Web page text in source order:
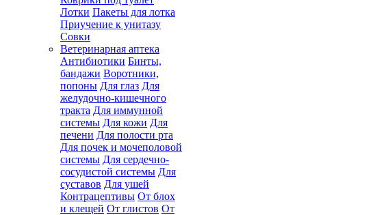
Лотки Пакеты для лотка
Приучение к унитазу
Совки
Ветеринарная аптека
Антибиотики Бинты,
бандажи Воротники,
попоны Для глаз Для
желудочно-кишечного
тракта Для иммунной
системы Для кожи Для
печени Для полости рта
Для почек и мочеполовой
системы Для сердечно-
сосудистой системы Для
суставов Для ушей
Контрацептивы От блох
и клещей От глистов От